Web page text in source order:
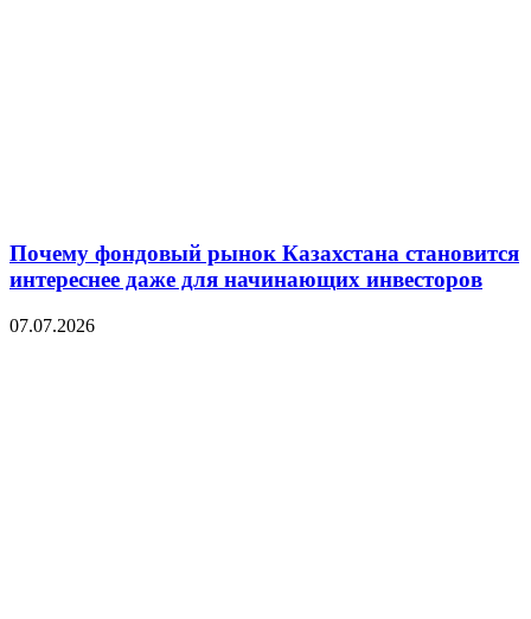
Почему фондовый рынок Казахстана становится
интереснее даже для начинающих инвесторов
07.07.2026